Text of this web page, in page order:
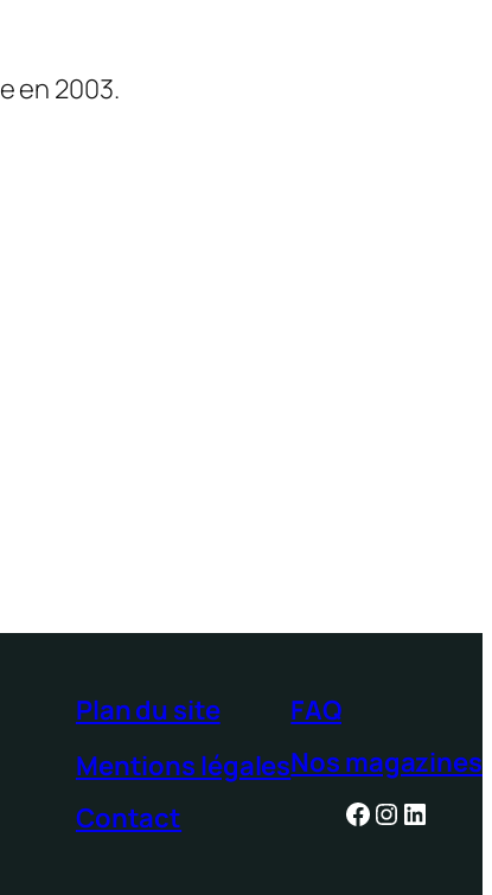
en 2003.
Plan du site
Mentions légales
Contact
FAQ
Nos magazines
Facebook